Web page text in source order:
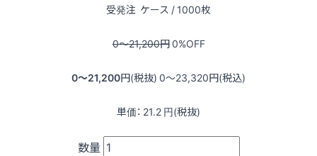
受発注 ケース / 1000枚
0〜21,200円0%OFF
0〜21,200円(税抜) 0〜23,320円(税込)
単価： 21.2 円(税抜)
数量